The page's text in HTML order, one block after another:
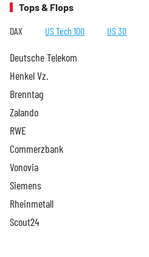
Tops & Flops
DAX US Tech 100 US 30
Deutsche Telekom
Henkel Vz.
Brenntag
Zalando
RWE
Commerzbank
Vonovia
Siemens
Rheinmetall
Scout24